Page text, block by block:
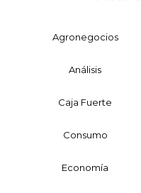
Agronegocios
Análisis
Caja Fuerte
Consumo
Economía